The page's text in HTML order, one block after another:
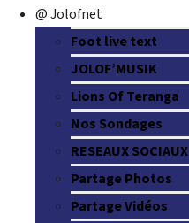
@ Jolofnet
Foot live text
JOLOF’MUSIK
Lions Of Teranga
Nos Sondages
RESEAUX SOCIAUX
Partage Photos
Partage Vidéos